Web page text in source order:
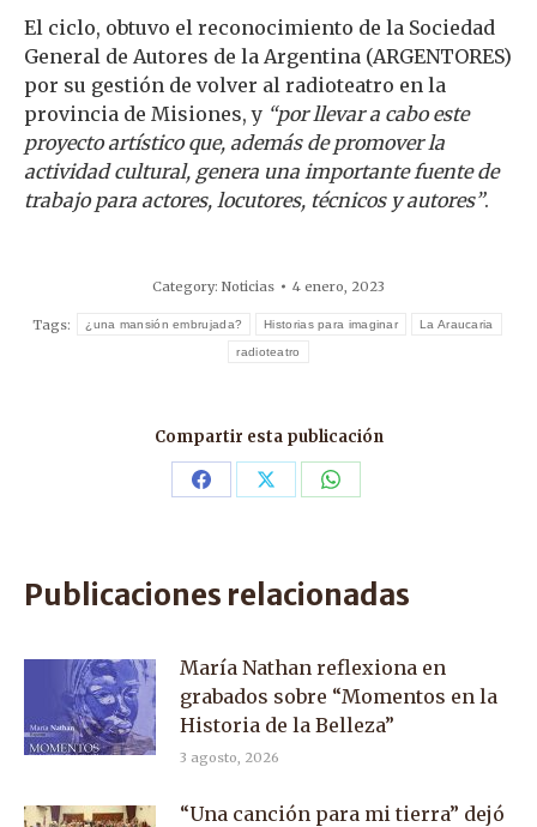
El ciclo, obtuvo el reconocimiento de la Sociedad
General de Autores de la Argentina (ARGENTORES)
por su gestión de volver al radioteatro en la
provincia de Misiones, y “por llevar a cabo este
proyecto artístico que, además de promover la
actividad cultural, genera una importante fuente de
trabajo para actores, locutores, técnicos y autores”.
Category: Noticias 4 enero, 2023
Tags: ¿una mansión embrujada? Historias para imaginar La Araucaria
radioteatro
Compartir esta publicación
Share Share Share
Publicaciones relacionadas
María Nathan reflexiona en
grabados sobre “Momentos en la
Historia de la Belleza”
3 agosto, 2026
“Una canción para mi tierra” dejó